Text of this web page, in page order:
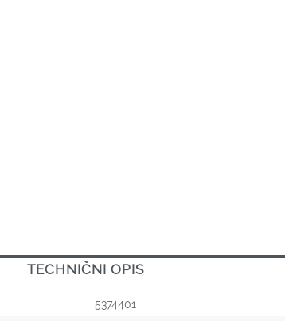
TECHNIČNI OPIS
5374401